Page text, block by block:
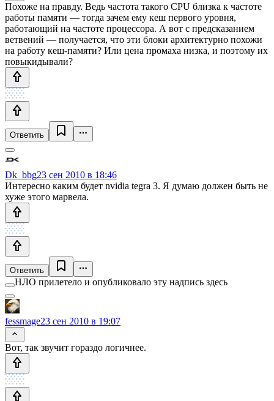
Похоже на правду. Ведь частота такого CPU близка к частоте
работы памяти — тогда зачем ему кеш первого уровня,
работающий на частоте процессора. А вот с предсказанием
ветвений — получается, что эти блоки архитектурно похожи
на работу кеш-памяти? Или цена промаха низка, и поэтому их
повыкидывали?
Ответить
Dk_bbg23 сен 2010 в 18:46
Интересно каким будет nvidia tegra 3. Я думаю должен быть не
хуже этого марвела.
Ответить
НЛО прилетело и опубликовало эту надпись здесь
fessmage23 сен 2010 в 19:07
Вот, так звучит гораздо логичнее.